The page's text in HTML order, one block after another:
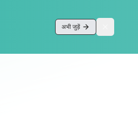
अभी जुड़ें